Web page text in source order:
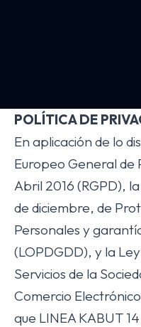
POLÍTICA DE
En aplicación de lo
Europeo General de
Abril 2016 (RGPD),
de diciembre, de
Personales y
(LOPDGDD), y la
Servicios de la
Comercio
que LINEA KABUT